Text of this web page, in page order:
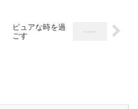
ピュアな時を過
ごす